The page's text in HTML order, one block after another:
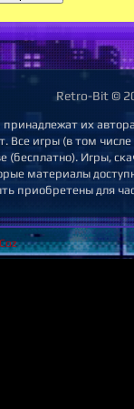
Retro-Bit ©
их
Все игры (в том
Игры,
материалы
приобретены для